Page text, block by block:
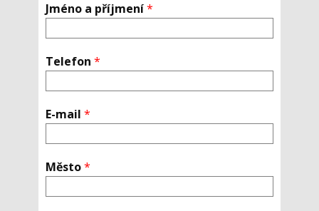
Jméno a příjmení*
Telefon *
E-mail *
Město*